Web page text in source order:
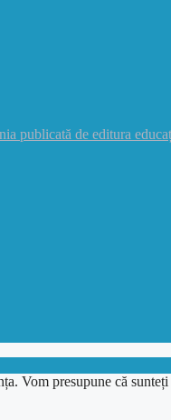
publicată de editura
Vom presupune că